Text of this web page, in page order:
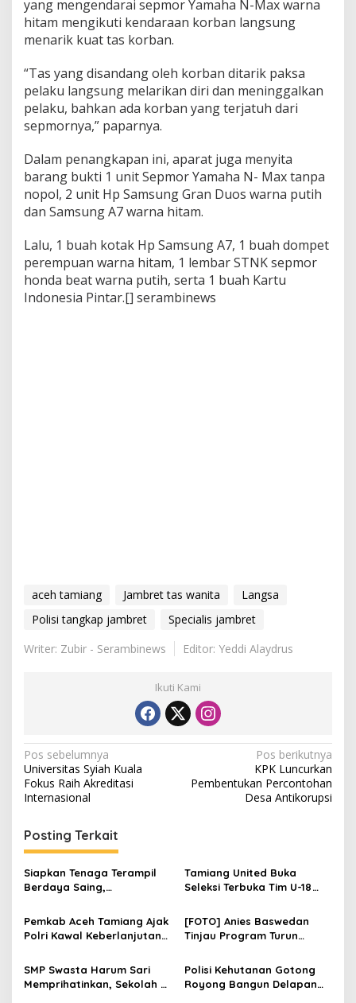
yang mengendarai sepmor Yamaha N-Max warna
hitam mengikuti kendaraan korban langsung
menarik kuat tas korban.
“Tas yang disandang oleh korban ditarik paksa
pelaku langsung melarikan diri dan meninggalkan
pelaku, bahkan ada korban yang terjatuh dari
sepmornya,” paparnya.
Dalam penangkapan ini, aparat juga menyita
barang bukti 1 unit Sepmor Yamaha N- Max tanpa
nopol, 2 unit Hp Samsung Gran Duos warna putih
dan Samsung A7 warna hitam.
Lalu, 1 buah kotak Hp Samsung A7, 1 buah dompet
perempuan warna hitam, 1 lembar STNK sepmor
honda beat warna putih, serta 1 buah Kartu
Indonesia Pintar.[] serambinews
aceh tamiang Jambret tas wanita
Langsa
Polisi tangkap jambret
Specialis jambret
Writer: Zubir - Serambinews
Editor: Yeddi Alaydrus
Ikuti Kami
N
a
v
i
g
a
s
i
p
s
Pos sebelumnya
Universitas Syiah Kuala
Fokus Raih Akreditasi
Internasional
Pos berikutnya
KPK Luncurkan
Pembentukan Percontohan
Desa Antikorupsi
Posting Terkait
Siapkan Tenaga Terampil
Berdaya Saing,
Tamiang Buka Pelatihan
Kerja 2026
Tamiang United Buka
Seleksi Terbuka Tim U-18
Aceh 2026
Pemkab Aceh Tamiang Ajak
Polri Kawal Keberlanjutan
[FOTO] Anies Baswedan
Tinjau Program Turun
Pusaka
SMP Swasta Harum Sari
Memprihatinkan, Sekolah di
Polisi Kehutanan Gotong
Royong Bangun Delapan